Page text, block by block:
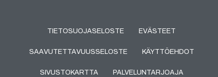
TIETOSUOJASELOSTE EVÄSTEET
SAAVUTETTAVUUSSELOSTE KÄYTTÖEHDOT
SIVUSTOKARTTA PALVELUNTARJOAJA